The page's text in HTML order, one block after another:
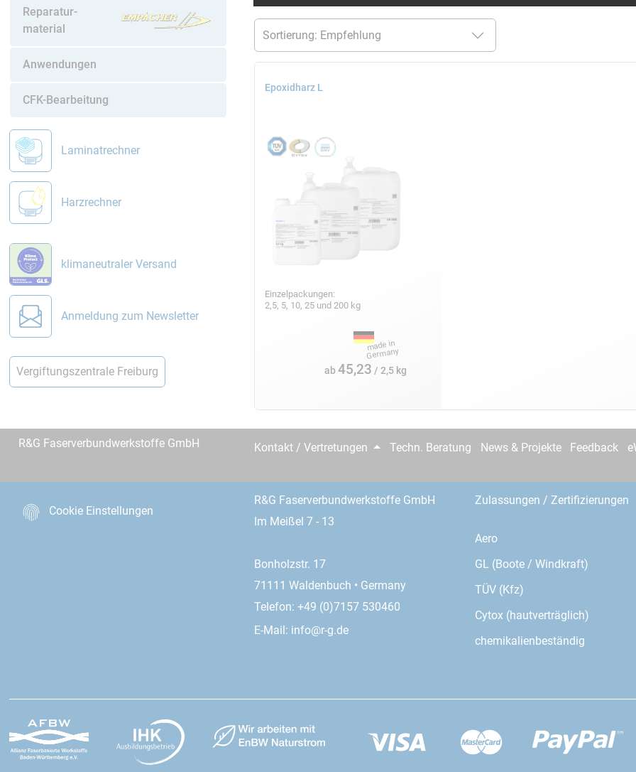
Reparatur-
material
Anwendungen
CFK-Bearbeitung
Laminatrechner
Harzrechner
klimaneutraler Versand
Anmeldung zum Newsletter
Vergiftungszentrale Freiburg
Epoxidharz L
Einzelpackungen:
2,5, 5, 10, 25 und 200 kg
ab45,23 / 2,5 kg
R&G Faserverbundwerkstoffe GmbH Kontakt / Vertretungen Techn. Beratung News & Projekte Feedback
Cookie Einstellungen
R&G Faserverbundwerkstoffe GmbH
Im Meißel 7 - 13
Bonholzstr. 17
71111 Waldenbuch • Germany
Telefon: +49 (0)7157 530460
E-Mail: info@r-g.de
Zulassungen / Zertifizierungen
Aero
GL (Boote / Windkraft)
TÜV (Kfz)
Cytox (hautverträglich)
chemikalienbeständig